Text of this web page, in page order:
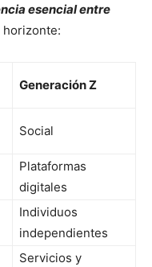
esencial entre
horizonte:
Generación Z
Social
Plataformas
digitales
Individuos
independientes
Servicios y